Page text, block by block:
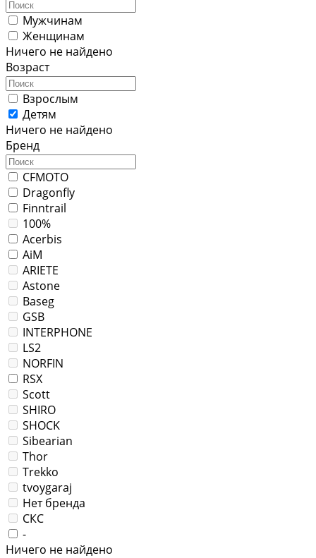
Мужчинам
Женщинам
Ничего не найдено
Возраст
Взрослым
Детям
Ничего не найдено
Бренд
CFMOTO
Dragonfly
Finntrail
100%
Acerbis
AiM
ARIETE
Astone
Baseg
GSB
INTERPHONE
LS2
NORFIN
RSX
Scott
SHIRO
SHOCK
Sibearian
Thor
Trekko
tvoygaraj
Нет бренда
СКС
-
Ничего не найдено